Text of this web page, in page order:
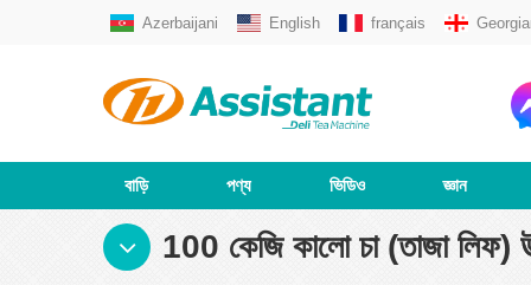
Azerbaijani English français
বাড়ি পণ্য ভিডিও জ্ঞান
100 কেজি কালো চা (তাজা লিফ)